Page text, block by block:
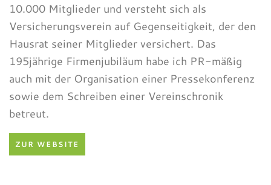
10.000 Mitglieder und versteht sich als
Versicherungsverein auf Gegenseitigkeit, der den
Hausrat seiner Mitglieder versichert. Das
195jährige Firmenjubiläum habe ich PR-mäßig
auch mit der Organisation einer Pressekonferenz
sowie dem Schreiben einer Vereinschronik
betreut.
ZUR WEBSITE